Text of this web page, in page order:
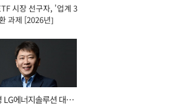
사장시장 선구자, '업계 3
과제 [2026년]
LG에너지솔루션 대표